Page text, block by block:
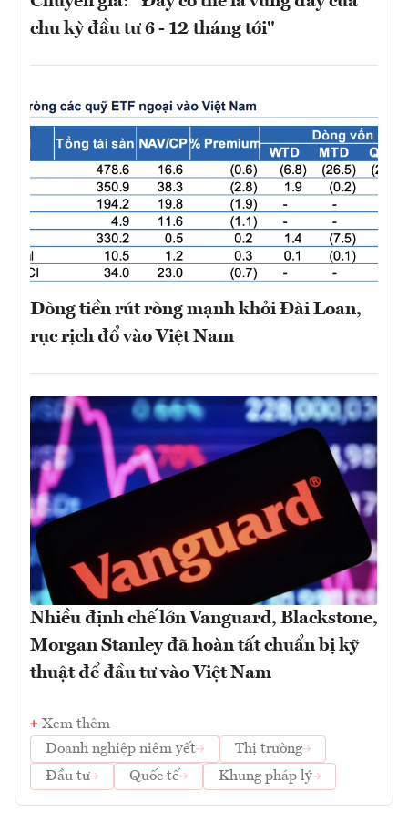
chu kỳ đầu tư 6 - 12 tháng tới"
Dòng tiền rút ròng mạnh khỏi Đài Loan,
rục rịch đổ vào Việt Nam
Nhiều định chế lớn Vanguard, Blackstone,
Morgan Stanley đã hoàn tất chuẩn bị kỹ
thuật để đầu tư vào Việt Nam
Xem thêm
Doanh nghiệp niêm yết
Thị trường
Đầu tư
Quốc tế Khung pháp lý